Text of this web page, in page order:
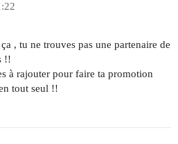
, tu ne trouves pas une partenaire de
!!
à rajouter pour faire ta promotion
tout seul !!